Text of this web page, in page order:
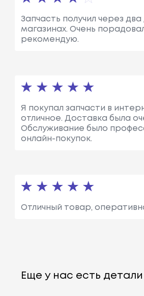
Запчасть получил через
магазинах. Очень
рекомендую.
Я покупал запчасти в
отличное. Доставка была
Обслуживание было
онлайн-покупок.
Отличный товар,
Еще у нас есть